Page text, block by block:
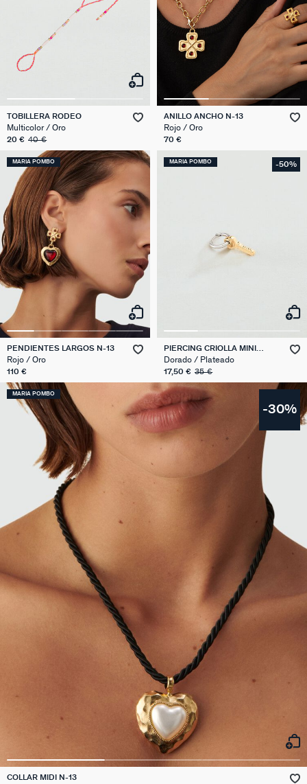
TOBILLERA RODEO
Multicolor / Oro
20 € 40 €
ANILLO ANCHO N-13
Rojo / Oro
70 €
MARIA POMBO
PENDIENTES LARGOS N-13
Rojo / Oro
110 €
MARIA POMBO -50%
PIERCING CRIOLLA MINI
LLAVE
Dorado / Plateado
17,50 € 35 €
MARIA POMBO
-30%
COLLAR MIDI N-13